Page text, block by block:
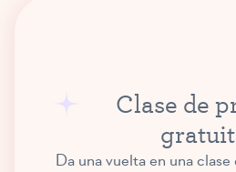
2:00 p. m. –
¡NUEVO HORARIO
Clase de
Da una vuelta en una